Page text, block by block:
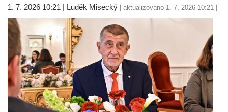
1. 7. 2026 10:21 | Luděk Misecký | aktualizováno 1. 7. 2026 10:21 |